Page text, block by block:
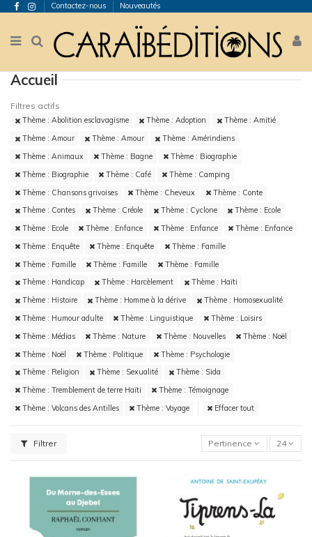
Contactez-nous Nouveautés
Accueil
Filtres actifs
Thème : Abolition esclavagisme Thème : Adoption
Thème : Amitié
Thème : Amour
Thème : Amour
Thème : Amérindiens
Thème : Animaux
Thème : Bagne
Thème : Biographie
Thème : Biographie
Thème : Café
Thème : Camping
Thème : Chansons grivoises
Thème : Cheveux
Thème : Conte
Thème : Contes
Thème : Créole Thème : Cyclone
Thème : Ecole
Thème : Ecole
Thème : Enfance Thème : Enfance
Thème : Enfance
Thème : Enquête
Thème : Enquête
Thème : Famille
Thème : Famille
Thème : Famille
Thème : Famille
Thème : Handicap
Thème : Harcèlement
Thème : Haïti
Thème : Histoire
Thème : Homme à la dérive
Thème : Homosexualité
Thème : Humour adulte
Thème : Linguistique
Thème : Loisirs
Thème : Médias
Thème : Nature Thème : Nouvelles
Thème : Noël
Thème : Noël
Thème : Politique
Thème : Psychologie
Thème : Religion
Thème : Sexualité
Thème : Sida
Thème : Tremblement de terre Haïti
Thème : Témoignage
Thème : Volcans des Antilles
Thème : Voyage Effacer tout
Filtrer Pertinence 24